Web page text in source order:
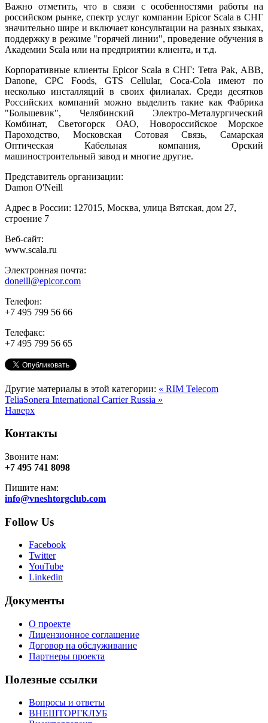
Важно отметить, что в связи с особенностями работы на
российском рынке, спектр услуг компании Epicor Scala в СНГ
значительно шире и включает консультации на разных языках,
поддержку в режиме "горячей линии", проведение обучения в
Академии Scala или на предприятии клиента, и т.д.
Корпоративные клиенты Epicor Scala в СНГ: Tetra Pak, ABB,
Danone, CPC Foods, GTS Cellular, Coca-Cola имеют по
несколько инсталляций в своих филиалах. Среди десятков
Российских компаний можно выделить такие как Фабрика
"Большевик", Челябинский Электро-Металургический
Комбинат, Светогорск ОАО, Новороссийское Морское
Пароходство, Московская Сотовая Связь, Самарская
Оптическая Кабельная компания, Орский
машиностроительный завод и многие другие.
Представитель организации:
Damon O'Neill
Адрес в России: 127015, Москва, улица Вятская, дом 27,
строение 7
Веб-сайт:
www.scala.ru
Электронная почта:
doneill@epicor.com
Телефон:
+7 495 799 56 66
Телефакс:
+7 495 799 56 65
Другие материалы в этой категории: « RIM Telecom
TeliaSonera International Carrier Russia »
Наверх
Контакты
Звоните нам:
+7 495 741 8098
Пишите нам:
info@vneshtorgclub.com
Follow Us
Facebook
Twitter
YouTube
Linkedin
Документы
О проекте
Лицензионное соглашение
Договор на обслуживание
Партнеры проекта
Полезные ссылки
Вопросы и ответы
ВНЕШТОРГКЛУБ